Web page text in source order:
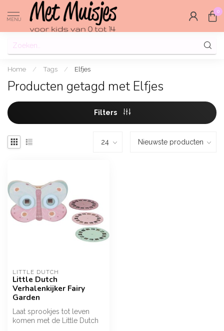
MENU
0
Home / Tags / Elfjes
Producten getagd met Elfjes
Filters
LITTLE DUTCH
Little Dutch
Verhalenkijker Fairy
Garden
Laat sprookjes tot leven
komen met de Little Dutch